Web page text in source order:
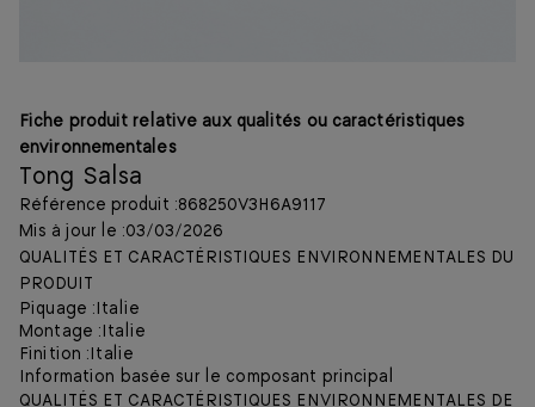
Fiche produit relative aux qualités ou caractéristiques
environnementales
Tong Salsa
Référence produit :868250V3H6A9117
Mis à jour le :03/03/2026
QUALITÉS ET CARACTÉRISTIQUES ENVIRONNEMENTALES DU
PRODUIT
Piquage : Italie
Montage : Italie
Finition : Italie
Information basée sur le composant principal
QUALITÉS ET CARACTÉRISTIQUES ENVIRONNEMENTALES DE